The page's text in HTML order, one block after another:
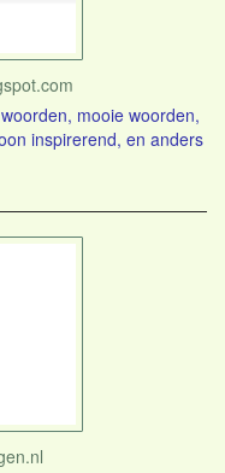
mooie woorden,
inspirerend, en anders